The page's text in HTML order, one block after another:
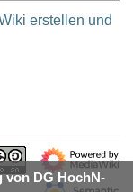
erstellen und
von DG HochN-